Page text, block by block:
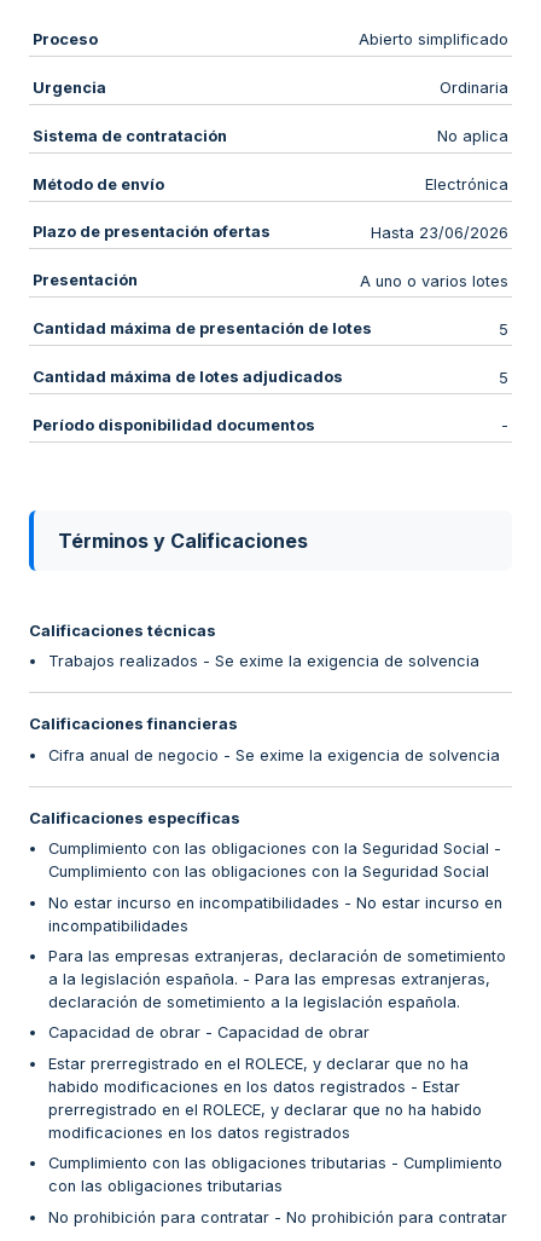
Proceso Abierto simplificado
Urgencia Ordinaria
Sistema de contratación No aplica
Método de envío Electrónica
Plazo de presentación ofertas Hasta 23/06/2026
Presentación A uno o varios lotes
Cantidad máxima de presentación de lotes 5
Cantidad máxima de lotes adjudicados 5
Período disponibilidad documentos -
Términos y Calificaciones
Calificaciones técnicas
Trabajos realizados - Se exime la exigencia de solvencia
Calificaciones financieras
Cifra anual de negocio - Se exime la exigencia de solvencia
Calificaciones específicas
Cumplimiento con las obligaciones con la Seguridad Social -
Cumplimiento con las obligaciones con la Seguridad Social
No estar incurso en incompatibilidades - No estar incurso en
incompatibilidades
Para las empresas extranjeras, declaración de sometimiento
a la legislación española. - Para las empresas extranjeras,
declaración de sometimiento a la legislación española.
Capacidad de obrar - Capacidad de obrar
Estar prerregistrado en el ROLECE, y declarar que no ha
habido modificaciones en los datos registrados - Estar
prerregistrado en el ROLECE, y declarar que no ha habido
modificaciones en los datos registrados
Cumplimiento con las obligaciones tributarias - Cumplimiento
con las obligaciones tributarias
No prohibición para contratar - No prohibición para contratar